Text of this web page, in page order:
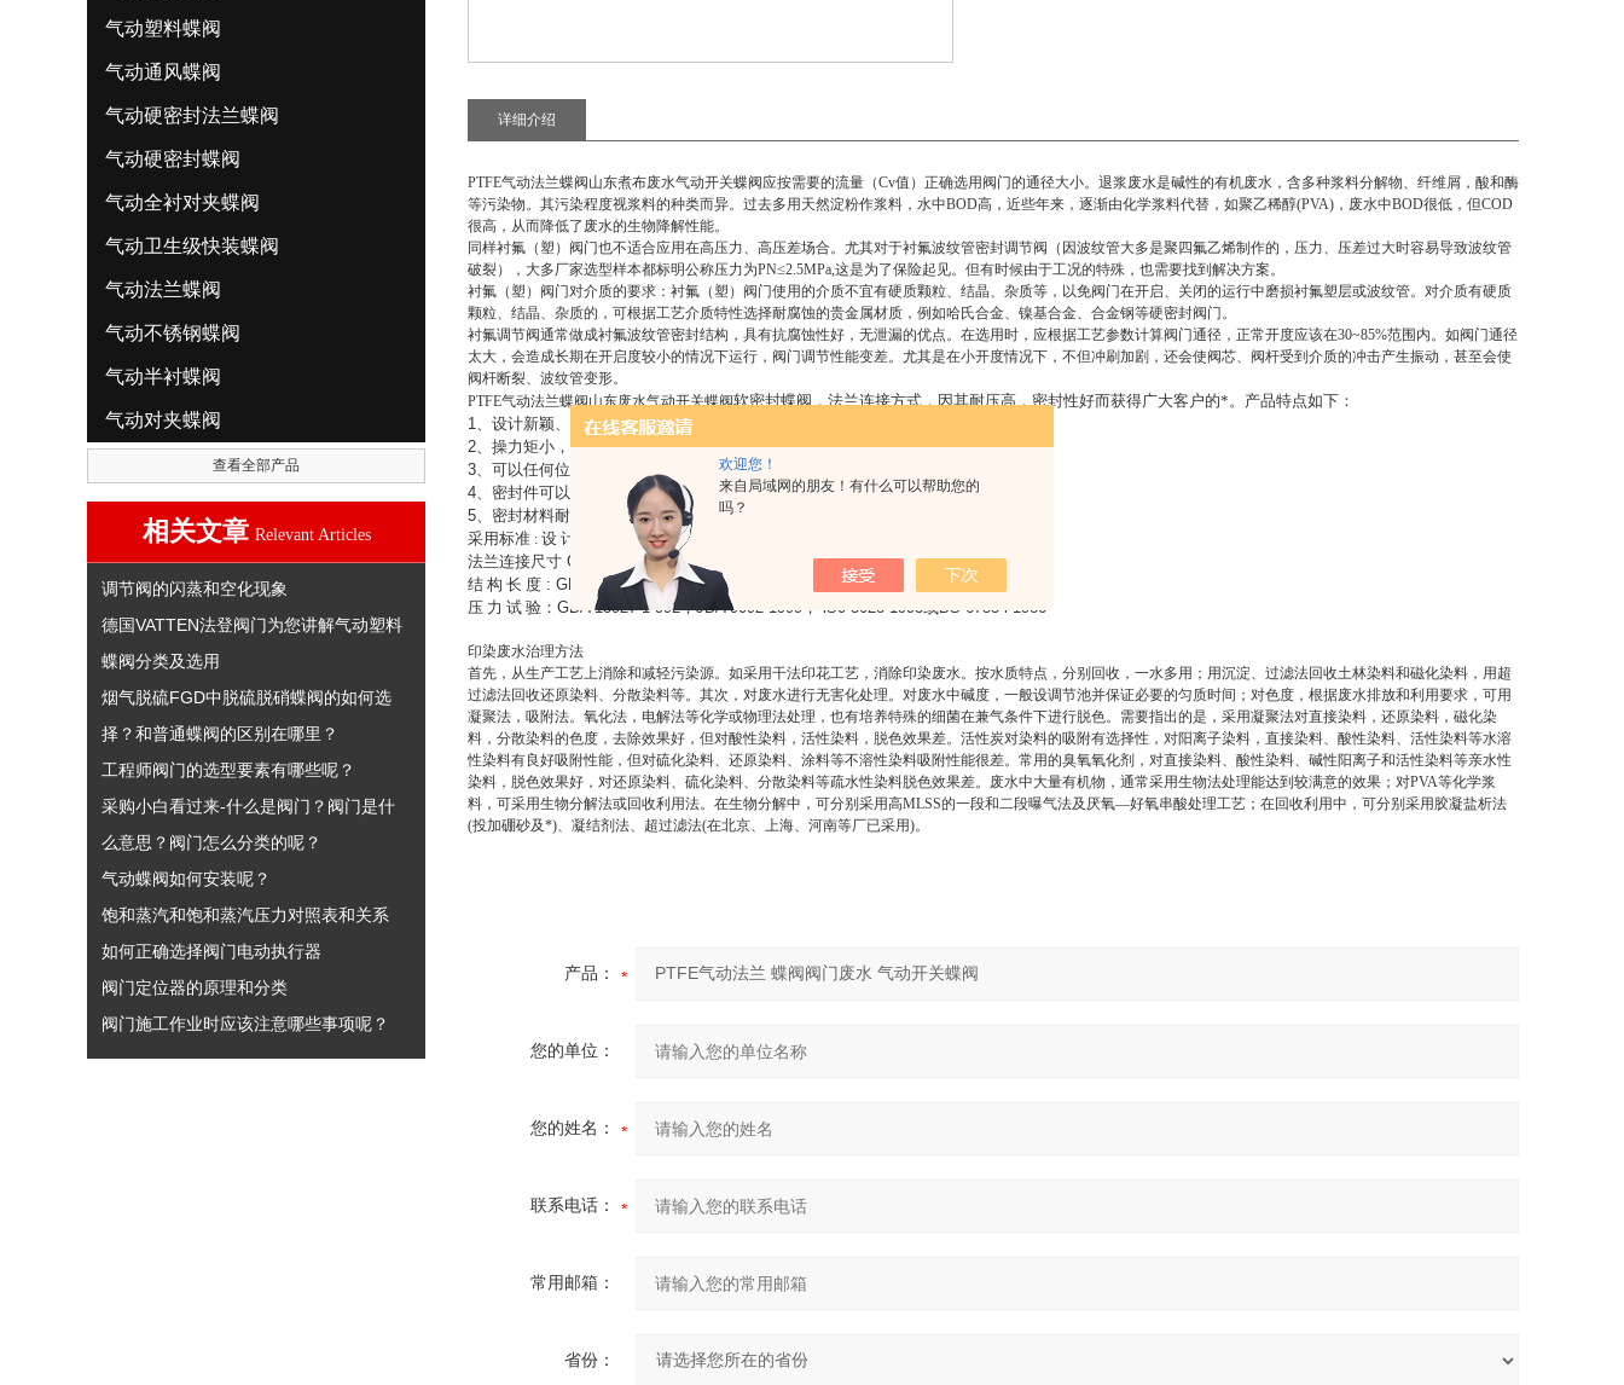
欢迎您！
来自局域网的朋友！有什么可以帮助您的
吗？
气动塑料蝶阀
气动通风蝶阀
气动硬密封法兰蝶阀
气动硬密封蝶阀
气动全衬对夹蝶阀
气动卫生级快装蝶阀
气动法兰蝶阀
气动不锈钢蝶阀
气动半衬蝶阀
气动对夹蝶阀
查看全部产品
相关文章 Relevant Articles
调节阀的闪蒸和空化现象
德国VATTEN法登阀门为您讲解气动塑料
蝶阀分类及选用
烟气脱硫FGD中脱硫脱硝蝶阀的如何选
择？和普通蝶阀的区别在哪里？
工程师阀门的选型要素有哪些呢？
采购小白看过来-什么是阀门？阀门是什
么意思？阀门怎么分类的呢？
气动蝶阀如何安装呢？
饱和蒸汽和饱和蒸汽压力对照表和关系
如何正确选择阀门电动执行器
阀门定位器的原理和分类
阀门施工作业时应该注意哪些事项呢？
详细介绍
PTFE气动法兰蝶阀山东煮布废水气动开关蝶阀应按需要的流量（Cv值）正确选用阀门的通径大小。退浆废水是碱性的有机废水，含多种浆料分解物、纤维屑，酸和酶
等污染物。其污染程度视浆料的种类而异。过去多用天然淀粉作浆料，水中BOD高，近些年来，逐渐由化学浆料代替，如聚乙稀醇(PVA)，废水中BOD很低，但COD
很高，从而降低了废水的生物降解性能。
同样衬氟（塑）阀门也不适合应用在高压力、高压差场合。尤其对于衬氟波纹管密封调节阀（因波纹管大多是聚四氟乙烯制作的，压力、压差过大时容易导致波纹管
破裂），大多厂家选型样本都标明公称压力为PN≤2.5MPa,这是为了保险起见。但有时候由于工况的特殊，也需要找到解决方案。
衬氟（塑）阀门对介质的要求：衬氟（塑）阀门使用的介质不宜有硬质颗粒、结晶、杂质等，以免阀门在开启、关闭的运行中磨损衬氟塑层或波纹管。对介质有硬质
颗粒、结晶、杂质的，可根据工艺介质特性选择耐腐蚀的贵金属材质，例如哈氏合金、镍基合金、合金钢等硬密封阀门。
衬氟调节阀通常做成衬氟波纹管密封结构，具有抗腐蚀性好，无泄漏的优点。在选用时，应根据工艺参数计算阀门通径，正常开度应该在30~85%范围内。如阀门通径
太大，会造成长期在开启度较小的情况下运行，阀门调节性能变差。尤其是在小开度情况下，不但冲刷加剧，还会使阀芯、阀杆受到介质的冲击产生振动，甚至会使
阀杆断裂、波纹管变形。
PTFE气动法兰蝶阀山东废水气动开关蝶阀软密封蝶阀，法兰连接方式，因其耐压高，密封性好而获得广大客户的*。产品特点如下：
1、设计新颖、合理，结构*，重量轻，启闭迅速。
2、操力矩小，操作方便，省力灵巧。
3、可以任何位置安装、维修方便。
4、密封件可以更换，密封性能可靠达到双向密封零泄漏。
5、密封材料耐老化、耐腐蚀，使用寿命长等特点。
采用标准 : 设 计 GB/T12238-1989
法兰连接尺寸 GB/T17241．6-1998 或BSEN 1092-2002
结 构 长 度 : GB/T1 2221-1989：lS0 5752-1988
BS EN558-1
压 力 试 验： GB/T13927-1 992；JB/T9092-1999 ； lS0 5028-1993或BS 6755-l-1986
印染废水治理方法
首先，从生产工艺上消除和减轻污染源。如采用干法印花工艺，消除印染废水。按水质特点，分别回收，一水多用；用沉淀、过滤法回收土林染料和磁化染料，用超
过滤法回收还原染料、分散染料等。其次，对废水进行无害化处理。对废水中碱度，一般设调节池并保证必要的匀质时间；对色度，根据废水排放和利用要求，可用
凝聚法，吸附法。氧化法，电解法等化学或物理法处理，也有培养特殊的细菌在兼气条件下进行脱色。需要指出的是，采用凝聚法对直接染料，还原染料，磁化染
料，分散染料的色度，去除效果好，但对酸性染料，活性染料，脱色效果差。活性炭对染料的吸附有选择性，对阳离子染料，直接染料、酸性染料、活性染料等水溶
性染料有良好吸附性能，但对硫化染料、还原染料、涂料等不溶性染料吸附性能很差。常用的臭氧氧化剂，对直接染料、酸性染料、碱性阳离子和活性染料等亲水性
染料，脱色效果好，对还原染料、硫化染料、分散染料等疏水性染料脱色效果差。废水中大量有机物，通常采用生物法处理能达到较满意的效果；对PVA等化学浆
料，可采用生物分解法或回收利用法。在生物分解中，可分别采用高MLSS的一段和二段曝气法及厌氧—好氧串酸处理工艺；在回收利用中，可分别采用胶凝盐析法
(投加硼砂及*)、凝结剂法、超过滤法(在北京、上海、河南等厂已采用)。
产品：
您的单位：
您的姓名：
联系电话：
常用邮箱：
省份：